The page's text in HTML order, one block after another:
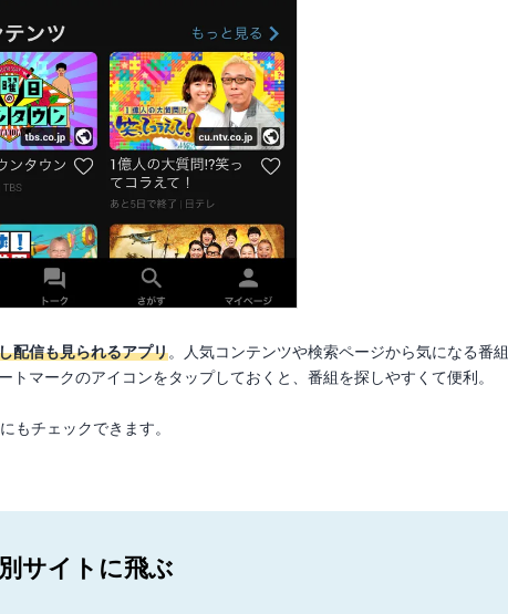
配信も見られるアプリ。人気コンテンツや検索ページから気になる番組
トマークのアイコンをタップしておくと、番組を探しやすくて便利。
もチェックできます。
サイトに飛ぶ